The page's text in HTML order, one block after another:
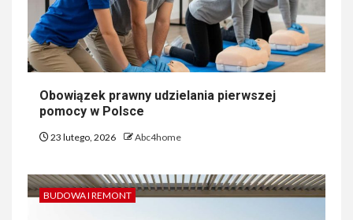
Obowiązek prawny udzielania pierwszej
pomocy w Polsce
23 lutego, 2026 Abc4home
BUDOWA I REMONT